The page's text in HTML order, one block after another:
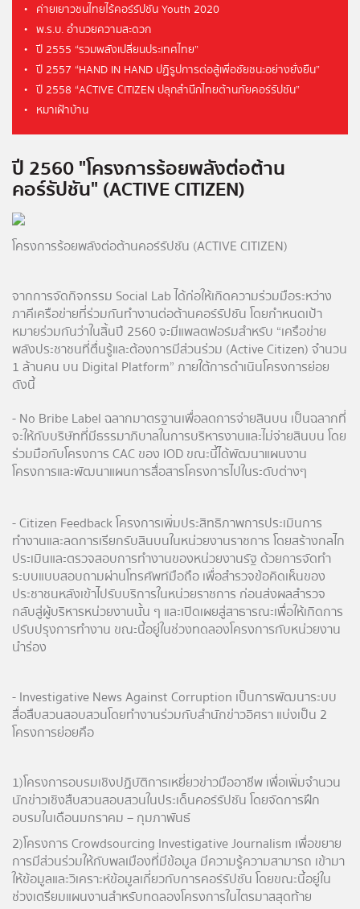
ค่ายเยาวชนไทยไร้คอร์รัปชัน Youth 2020
พ.ร.บ. อำนวยความสะดวก
ปี 2555 “รวมพลังเปลี่ยนประเทศไทย”
ปี 2557 “HAND IN HAND ปฏิรูปการต่อสู้เพื่อชัยชนะอย่างยั่งยืน”
ปี 2558 “ACTIVE CITIZEN ปลุกสำนึกไทยต้านภัยคอร์รัปชัน”
หมาเฝ้าบ้าน
ปี 2560 "โครงการร้อยพลังต่อต้าน
คอร์รัปชัน" (ACTIVE CITIZEN)
โครงการร้อยพลังต่อต้านคอร์รัปชัน (ACTIVE CITIZEN)
จากการจัดกิจกรรม Social Lab ได้ก่อให้เกิดความร่วมมือระหว่าง
ภาคีเครือข่ายที่ร่วมกันทำงานต่อต้านคอร์รัปชัน โดยกำหนดเป้า
หมายร่วมกันว่าในสิ้นปี 2560 จะมีแพลตฟอร์มสำหรับ “เครือข่าย
พลังประชาชนที่ตื่นรู้และต้องการมีส่วนร่วม (Active Citizen) จำนวน
1 ล้านคน บน Digital Platform” ภายใต้การดำเนินโครงการย่อย
ดังนี้
- No Bribe Label ฉลากมาตรฐานเพื่อลดการจ่ายสินบน เป็นฉลากที่
จะให้กับบริษัทที่มีธรรมาภิบาลในการบริหารงานและไม่จ่ายสินบน โดย
ร่วมมือกับโครงการ CAC ของ IOD ขณะนี้ได้พัฒนาแผนงาน
โครงการและพัฒนาแผนการสื่อสารโครงการไปในระดับต่างๆ
- Citizen Feedback โครงการเพิ่มประสิทธิภาพการประเมินการ
ทำงานและลดการเรียกรับสินบนในหน่วยงานราชการ โดยสร้างกลไก
ประเมินและตรวจสอบการทำงานของหน่วยงานรัฐ ด้วยการจัดทำ
ระบบแบบสอบถามผ่านโทรศัพท์มือถือ เพื่อสำรวจข้อคิดเห็นของ
ประชาชนหลังเข้าไปรับบริการในหน่วยราชการ ก่อนส่งผลสำรวจ
กลับสู่ผู้บริหารหน่วยงานนั้น ๆ และเปิดเผยสู่สาธารณะเพื่อให้เกิดการ
ปรับปรุงการทำงาน ขณะนี้อยู่ในช่วงทดลองโครงการกับหน่วยงาน
นำร่อง
- Investigative News Against Corruption เป็นการพัฒนาระบบ
สื่อสืบสวนสอบสวนโดยทำงานร่วมกับสำนักข่าวอิศรา แบ่งเป็น 2
โครงการย่อยคือ
1) โครงการอบรมเชิงปฏิบัติการเหยี่ยวข่าวมืออาชีพ เพื่อเพิ่มจำนวน
นักข่าวเชิงสืบสวนสอบสวนในประเด็นคอร์รัปชัน โดยจัดการฝึก
อบรมในเดือนมกราคม – กุมภาพันธ์
2) โครงการ Crowdsourcing Investigative Journalism เพื่อขยาย
การมีส่วนร่วมให้กับพลเมืองที่มีข้อมูล มีความรู้ความสามารถ เข้ามา
ให้ข้อมูลและวิเคราะห์ข้อมูลเกี่ยวกับการคอร์รัปชัน โดยขณะนี้อยู่ใน
ช่วงเตรียมแผนงานสำหรับทดลองโครงการในไตรมาสสุดท้าย